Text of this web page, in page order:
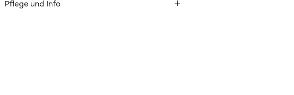
Pflege und Info